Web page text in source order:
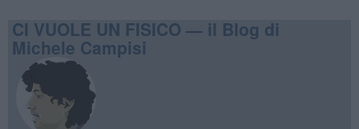
CI VUOLE UN FISICO — il Blog di
Michele Campisi